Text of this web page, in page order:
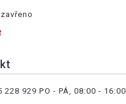
228 929 PO - PÁ, 08:00 - 16:00